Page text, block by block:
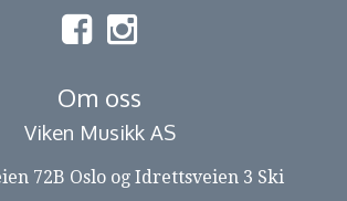
Om oss
Viken Musikk AS
72B Oslo og Idrettsveien 3 Ski